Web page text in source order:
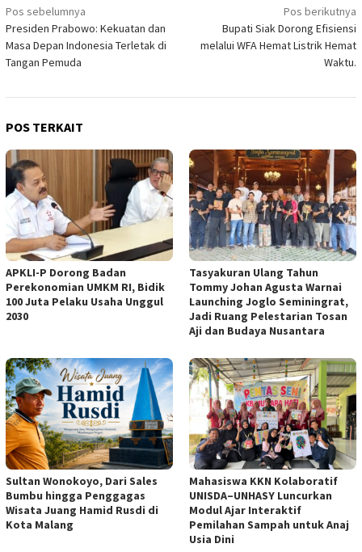
Navigasi
pos
Pos sebelumnya
Presiden Prabowo: Kekuatan dan
Masa Depan Indonesia Terletak di
Tangan Pemuda
Pos berikutnya
Bupati Siak Dorong Efisiensi
melalui WFA Hemat Listrik Hemat
Waktu.
POS TERKAIT
APKLI-P Dorong Badan
Perekonomian UMKM RI, Bidik
100 Juta Pelaku Usaha Unggul
2030
Tasyakuran Ulang Tahun
Tommy Johan Agusta Warnai
Launching Joglo Seminingrat,
Jadi Ruang Pelestarian Tosan
Aji dan Budaya Nusantara
Sultan Wonokoyo, Dari Sales
Bumbu hingga Penggagas
Wisata Juang Hamid Rusdi di
Kota Malang
Mahasiswa KKN Kolaboratif
UNISDA–UNHASY Luncurkan
Modul Ajar Interaktif
Pemilahan Sampah untuk Anaj
Usia Dini